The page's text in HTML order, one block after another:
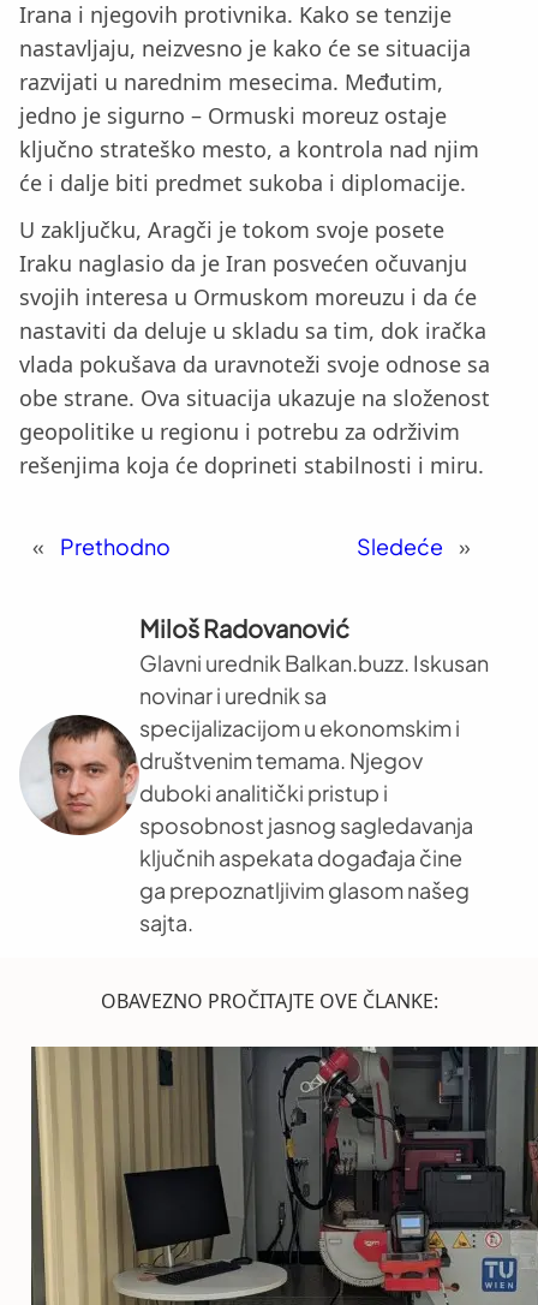
Irana i njegovih protivnika. Kako se tenzije
nastavljaju, neizvesno je kako će se situacija
razvijati u narednim mesecima. Međutim,
jedno je sigurno – Ormuski moreuz ostaje
ključno strateško mesto, a kontrola nad njim
će i dalje biti predmet sukoba i diplomacije.
U zaključku, Aragči je tokom svoje posete
Iraku naglasio da je Iran posvećen očuvanju
svojih interesa u Ormuskom moreuzu i da će
nastaviti da deluje u skladu sa tim, dok iračka
vlada pokušava da uravnoteži svoje odnose sa
obe strane. Ova situacija ukazuje na složenost
geopolitike u regionu i potrebu za održivim
rešenjima koja će doprineti stabilnosti i miru.
« Prethodno Sledeće »
Miloš Radovanović
Glavni urednik Balkan.buzz. Iskusan
novinar i urednik sa
specijalizacijom u ekonomskim i
društvenim temama. Njegov
duboki analitički pristup i
sposobnost jasnog sagledavanja
ključnih aspekata događaja čine
ga prepoznatljivim glasom našeg
sajta.
OBAVEZNO PROČITAJTE OVE ČLANKE: